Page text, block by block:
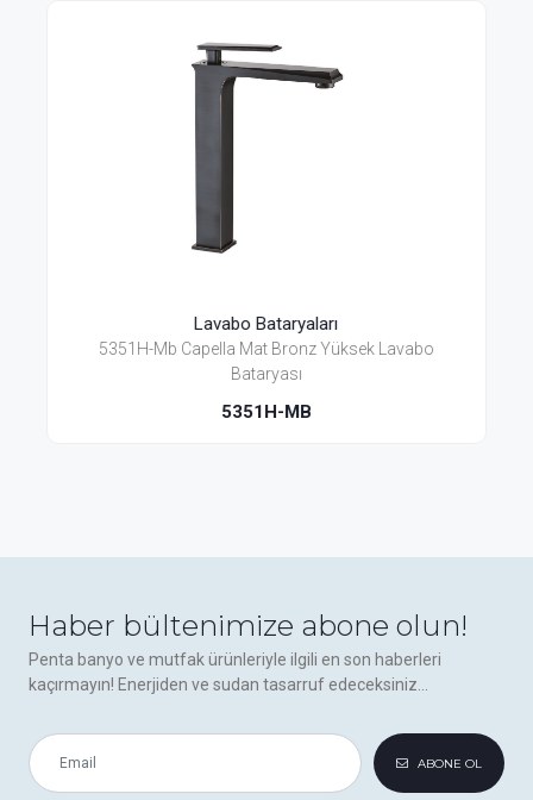
Lavabo Bataryaları
5351H-Mb Capella Mat Bronz Yüksek Lavabo
Bataryası
5351H-MB
Haber bültenimize abone olun!
Penta banyo ve mutfak ürünleriyle ilgili en son haberleri
kaçırmayın! Enerjiden ve sudan tasarruf edeceksiniz...
ABONE OL